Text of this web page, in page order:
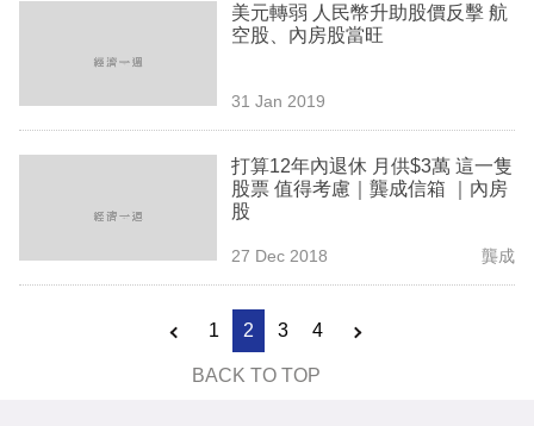
美元轉弱 人民幣升助股價反擊 航
空股、內房股當旺
31 Jan 2019
打算12年內退休 月供$3萬 這一隻
股票 值得考慮｜龔成信箱 ｜內房
股
27 Dec 2018 龔成
1 2 3 4
BACK TO TOP